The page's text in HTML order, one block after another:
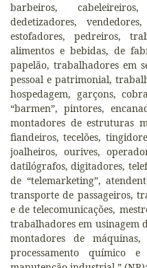
barbeiros,
dedetizadores,
estofadores, pedreiros,
alimentos e bebidas, de
papelão, trabalhadores em
pessoal e patrimonial,
hospedagem, garçons,
“barmen”, pintores,
montadores de estruturas
fiandeiros, tecelões,
joalheiros, ourives,
datilógrafos, digitadores,
de “telemarketing”,
transporte de passageiros,
e de telecomunicações,
trabalhadores em usinagem
montadores de
processamento químico